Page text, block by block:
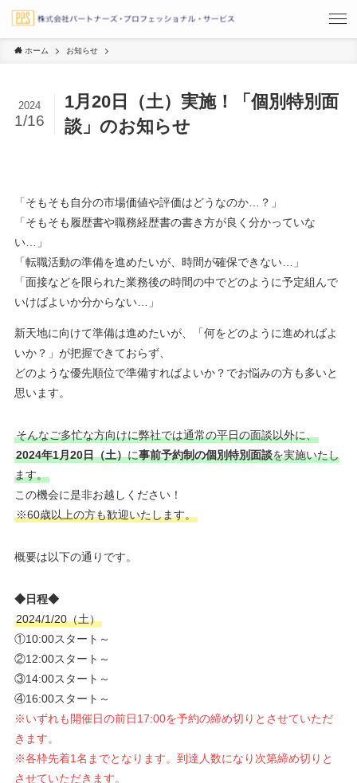
ホーム お知らせ
1月20日（土）実施！「個別特別面
談」のお知らせ
2024
1/16
「そもそも自分の市場価値や評価はどうなのか…？」
「そもそも履歴書や職務経歴書の書き方が良く分かっていな
い…」
「転職活動の準備を進めたいが、時間が確保できない…」
「面接などを限られた業務後の時間の中でどのように予定組んで
いけばよいか分からない…」
新天地に向けて準備は進めたいが、「何をどのように進めればよ
いか？」が把握できておらず、
どのような優先順位で準備すればよいか？でお悩みの方も多いと
思います。
そんなご多忙な方向けに弊社では通常の平日の面談以外に、
2024年1月20日（土）に事前予約制の個別特別面談を実施いたし
ます。
この機会に是非お越しください！
※60歳以上の方も歓迎いたします。
概要は以下の通りです。
◆日程◆
2024/1/20（土）
①10:00スタート～
②12:00スタート～
③14:00スタート～
④16:00スタート～
※いずれも開催日の前日17:00を予約の締め切りとさせていただ
きます。
※各枠先着1名までとなります。到達人数になり次第締め切りと
させていただきます。